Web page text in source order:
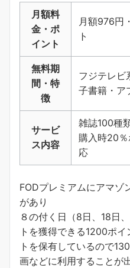
月額料
金・ポ
イント
月額976円
ト
無料期
間・特
徴
フジテレビ
子書籍・ア
サービ
ス内容
雑誌100種
購入時20
応
FODプレミアムにアマゾ
があり
８の付く日（8日、18日
トを獲得できる1200ポ
トを保有しているので
画などに利用することが